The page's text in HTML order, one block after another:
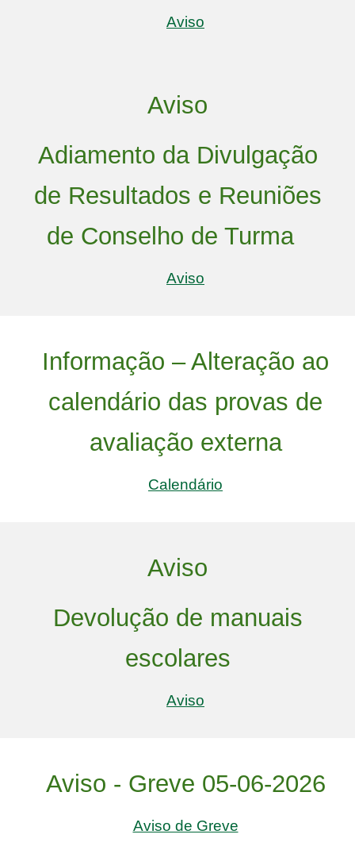
Aviso
Aviso
Adiamento da Divulgação
de Resultados e Reuniões
de Conselho de Turma
Aviso
Informação – Alteração ao
calendário das provas de
avaliação externa
Calendário
Aviso
Devolução de manuais
escolares
Aviso
Aviso - Greve 05-06-2026
Aviso de Greve